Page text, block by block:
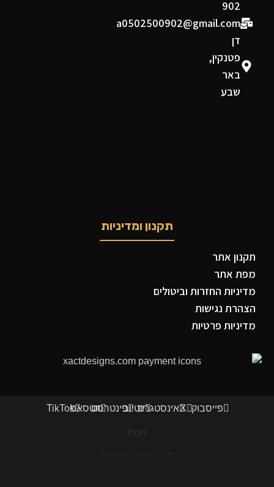
902
a0502500902@gmail.com
דן
פטנקין,
באר
שבע
תקנון ומדיניות
תקנון אתר
מפת אתר
מדיניות החזרות וביטולים
הצהרת נגישות
מדיניות פרטיות
פייסבוק XאינסטגרםיוטיובפינטרסטווטסאפTikTok
חנות
מוצרים שאהבתי